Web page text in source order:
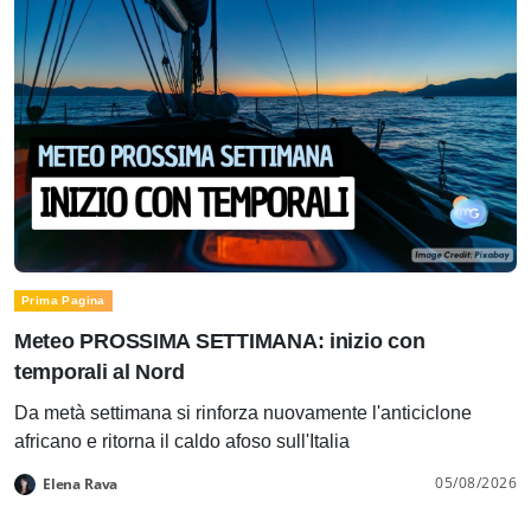
Prima Pagina
Meteo PROSSIMA SETTIMANA: inizio con
temporali al Nord
Da metà settimana si rinforza nuovamente l'anticiclone
africano e ritorna il caldo afoso sull'Italia
Elena Rava 05/08/2026